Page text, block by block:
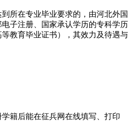
所在专业毕业要求的，由河北外国
子注册、国家承认学历的专科学历
教育毕业证书），其效力及待遇与
籍后能在征兵网在线填写、打印